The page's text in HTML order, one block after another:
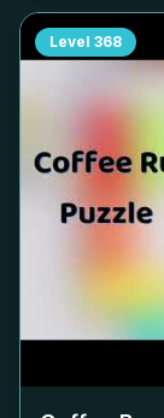
Level 368